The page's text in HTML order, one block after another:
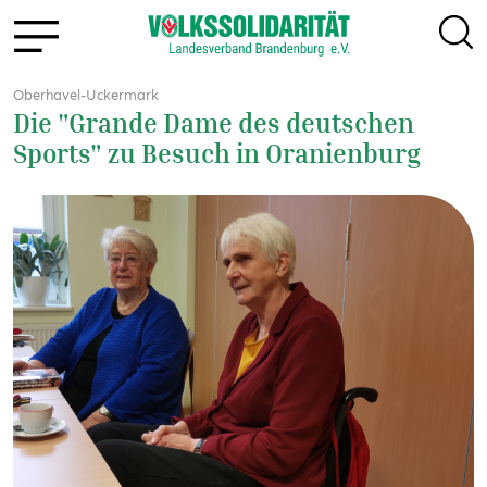
Oberhavel-Uckermark
Die "Grande Dame des deutschen
Sports" zu Besuch in Oranienburg